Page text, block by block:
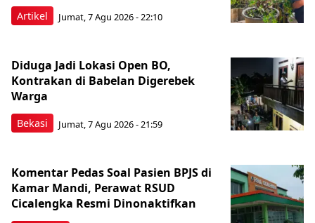
Artikel Jumat, 7 Agu 2026 - 22:10
Bekasi
Diduga Jadi Lokasi Open BO,
Kontrakan di Babelan Digerebek
Warga
Jumat, 7 Agu 2026 - 21:59
Komentar Pedas Soal Pasien BPJS di
Kamar Mandi, Perawat RSUD
Cicalengka Resmi Dinonaktifkan